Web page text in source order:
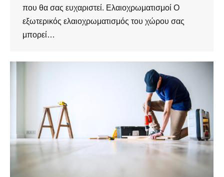
που θα σας ευχαριστεί. Ελαιοχρωματισμοί Ο
εξωτερικός ελαιοχρωματισμός του χώρου σας
μπορεί…